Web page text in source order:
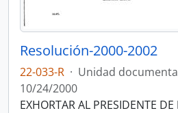
Resolución-2000-2002
22-033-R · Unidad
10/24/2000
EXHORTAR AL PRESIDENTE